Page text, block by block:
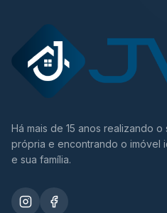
Há mais de 15 anos realizando o
própria e encontrando o imóvel
e sua família.